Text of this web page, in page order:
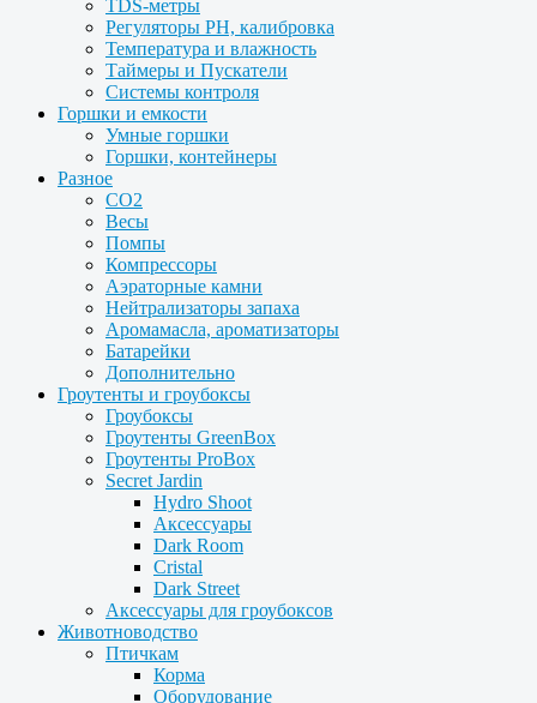
TDS-метры
Регуляторы PH, калибровка
Температура и влажность
Таймеры и Пускатели
Системы контроля
Горшки и емкости
Умные горшки
Горшки, контейнеры
Разное
CO2
Весы
Помпы
Компрессоры
Аэраторные камни
Нейтрализаторы запаха
Аромамасла, ароматизаторы
Батарейки
Дополнительно
Гроутенты и гроубоксы
Гроубоксы
Гроутенты GreenBox
Гроутенты ProBox
Secret Jardin
Hydro Shoot
Аксессуары
Dark Room
Cristal
Dark Street
Аксессуары для гроубоксов
Животноводство
Птичкам
Корма
Оборудование